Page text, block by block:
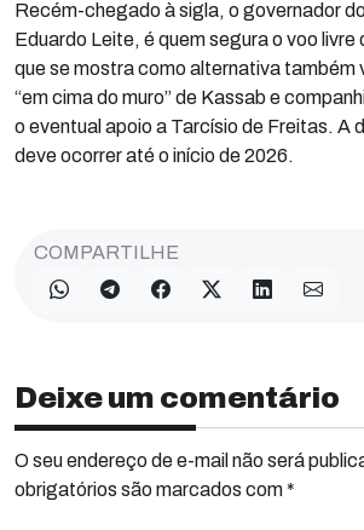
Recém-chegado à sigla, o governador
Eduardo Leite, é quem segura o voo livre
que se mostra como alternativa também
“em cima do muro” de Kassab e
o eventual apoio a Tarcísio de Freitas. A
deve ocorrer até o início de 2026.
COMPARTILHE
Deixe um comentário
O seu endereço de e-mail não será
obrigatórios são marcados com *